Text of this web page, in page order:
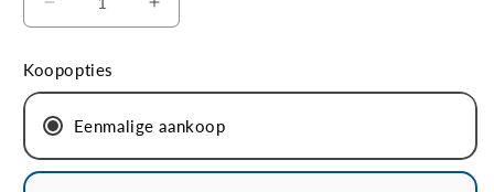
Aantal
verlagen
Biologische
zonder
Aantal
verhogen
zonder
Koopopties
Eenmalige aankoop